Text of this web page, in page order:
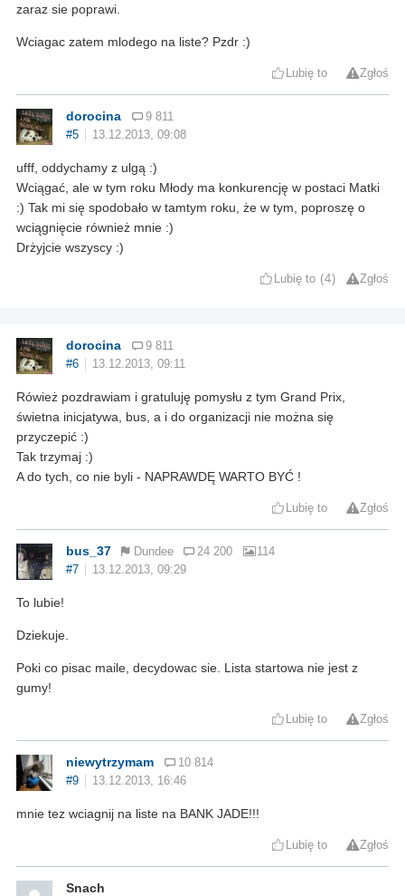
zaraz sie poprawi.
Wciagac zatem mlodego na liste? Pzdr :)
Lubię to Zgłoś
dorocina
9 811
#5
13.12.2013, 09:08
ufff, oddychamy z ulgą :)
Wciągać, ale w tym roku Młody ma konkurencję w postaci Matki
:) Tak mi się spodobało w tamtym roku, że w tym, poproszę o
wciągnięcie również mnie :)
Drżyjcie wszyscy :)
Lubię to 4 Zgłoś
dorocina
9 811
#6
13.12.2013, 09:11
Rówież pozdrawiam i gratuluję pomysłu z tym Grand Prix,
świetna inicjatywa, bus, a i do organizacji nie można się
przyczepić :)
Tak trzymaj :)
A do tych, co nie byli - NAPRAWDĘ WARTO BYĆ !
Lubię to Zgłoś
bus_37 Dundee 24 200
114
#7
13.12.2013, 09:29
To lubie!
Dziekuje.
Poki co pisac maile, decydowac sie. Lista startowa nie jest z
gumy!
Lubię to Zgłoś
niewytrzymam
10 814
#9
13.12.2013, 16:46
mnie tez wciagnij na liste na BANK JADE!!!
Lubię to Zgłoś
Snach